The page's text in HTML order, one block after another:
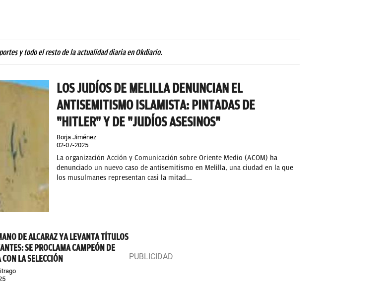
y todo el resto de la actualidad diaria en Okdiario.
LOS JUDÍOS DE MELILLA DENUNCIAN EL
ANTISEMITISMO ISLAMISTA: PINTADAS DE
"HITLER" Y DE "JUDÍOS ASESINOS"
Borja Jiménez
02-07-2025
La organización Acción y Comunicación sobre Oriente Medio (ACOM) ha
denunciado un nuevo caso de antisemitismo en Melilla, una ciudad en la que
los musulmanes representan casi la mitad...
DE ALCARAZ YA LEVANTA TÍTULOS
SE PROCLAMA CAMPEÓN DE
LA SELECCIÓN